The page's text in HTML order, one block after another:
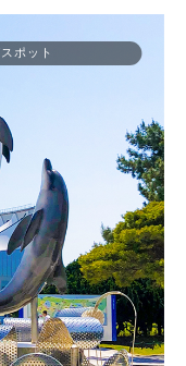
ポット